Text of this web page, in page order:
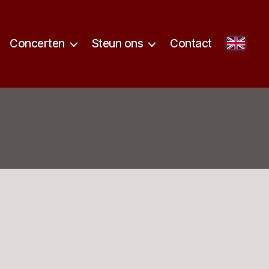
Concerten Steun ons Contact